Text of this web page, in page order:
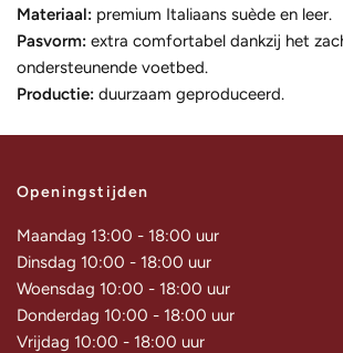
Materiaal: premium Italiaans suède en leer.
Pasvorm: extra comfortabel dankzij het
ondersteunende voetbed.
Productie: duurzaam geproduceerd.
Openingstijden
Maandag 13:00 - 18:00 uur
Dinsdag 10:00 - 18:00 uur
Woensdag 10:00 - 18:00 uur
Donderdag 10:00 - 18:00 uur
Vrijdag 10:00 - 18:00 uur